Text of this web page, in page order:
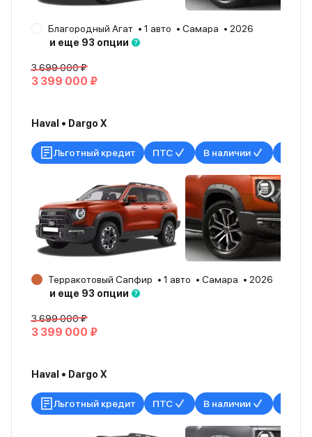
Благородный Агат 1 авто Самара
2026
и еще 93 опции
3 699 000 ₽
3 399 000 ₽
Haval • Dargo X
Льготный кредит ПТС В наличии
Терракотовый Сапфир 1 авто Самара
2026
и еще 93 опции
3 699 000 ₽
3 399 000 ₽
Haval • Dargo X
Льготный кредит ПТС В наличии